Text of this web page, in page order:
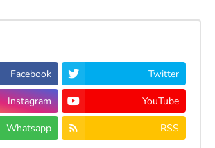
Facebook Twitter
Instagram YouTube
Whatsapp RSS